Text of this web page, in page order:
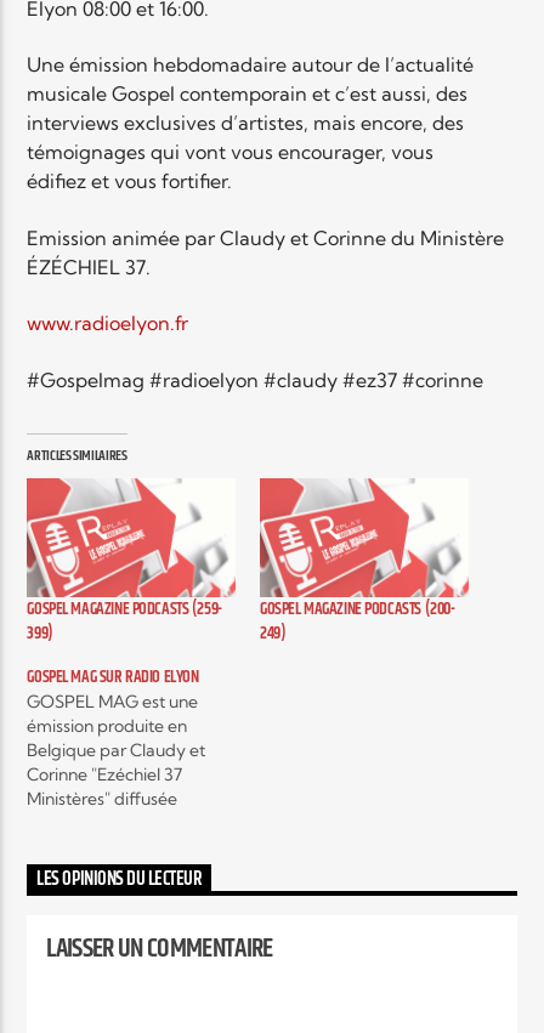
ARTISTE
Radio Elyon
Elyon Rhema
Elyon Live
Elyon Kids
Elyon 08:00 et 16:00.
Une émission hebdomadaire autour de l’actualité
musicale Gospel contemporain et c’est aussi, des
interviews exclusives d’artistes, mais encore, des
témoignages qui vont vous encourager, vous
édifiez et vous fortifier.
Emission animée par Claudy et Corinne du Ministère
ÉZÉCHIEL 37.
www.radioelyon.fr
#Gospelmag #radioelyon #claudy #ez37 #corinne
ARTICLES SIMILAIRES
GOSPEL MAGAZINE PODCASTS (259-
399)
GOSPEL MAGAZINE PODCASTS (200-
249)
GOSPEL MAG SUR RADIO ELYON
GOSPEL MAG est une
émission produite en
Belgique par Claudy et
Corinne "Ezéchiel 37
Ministères" diffusée
hebdomadaire autour de
l'actualité musicale Gospel
aussi, des interviews
LES OPINIONS DU LECTEUR
LAISSER UN COMMENTAIRE